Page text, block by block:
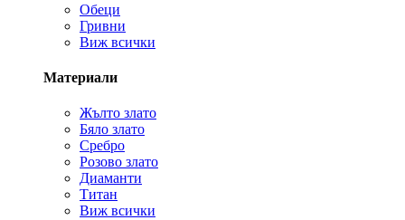
Обеци
Гривни
Виж всички
Материали
Жълто злато
Бяло злато
Сребро
Розово злато
Диаманти
Титан
Виж всички